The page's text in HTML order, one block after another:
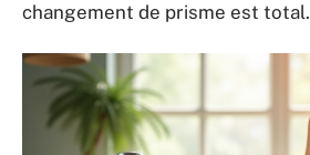
changement de prisme est total.